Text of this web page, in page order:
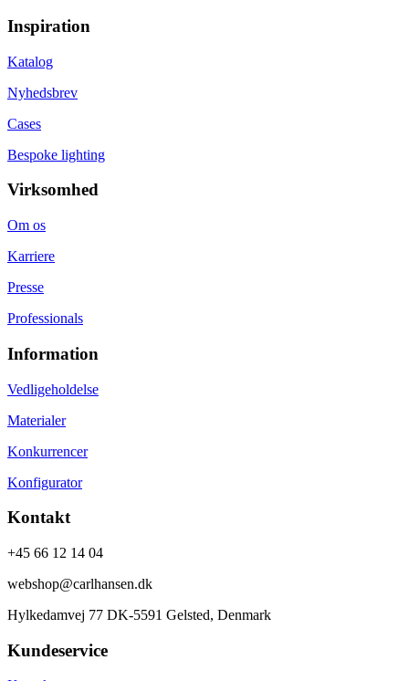
Inspiration
Katalog
Nyhedsbrev
Cases
Bespoke lighting
Virksomhed
Om os
Karriere
Presse
Professionals
Information
Vedligeholdelse
Materialer
Konkurrencer
Konfigurator
Kontakt
+45 66 12 14 04
webshop@carlhansen.dk
Hylkedamvej 77 DK-5591 Gelsted, Denmark
Kundeservice